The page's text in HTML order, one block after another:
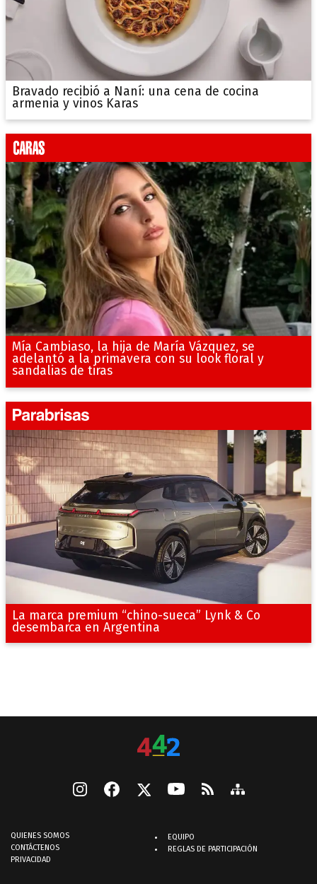
Bravado recibió a Naní: una cena de cocina
armenia y vinos Karas
Mía Cambiaso, la hija de María Vázquez, se
adelantó a la primavera con su look floral y
sandalias de tiras
La marca premium “chino-sueca” Lynk & Co
desembarca en Argentina
QUIENES SOMOS
CONTÁCTENOS
PRIVACIDAD
EQUIPO
REGLAS DE PARTICIPACIÓN